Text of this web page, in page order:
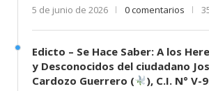
5 de junio de 2026 0 comentarios
Edicto – Se Hace Saber: A los
y Desconocidos del ciudadano
Cardozo Guerrero (
), C.I. N° V-